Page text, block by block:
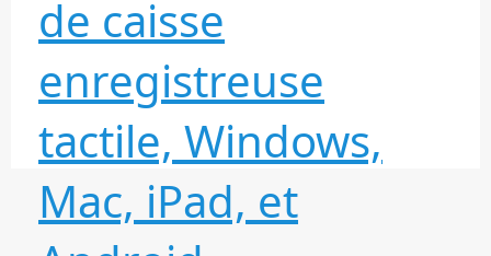
de caisse
enregistreuse
tactile, Windows,
Mac, iPad, et